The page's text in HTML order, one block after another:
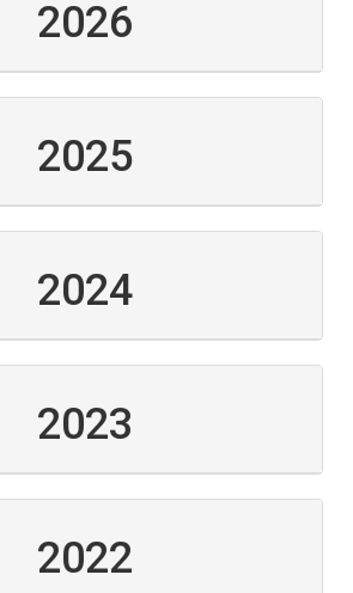
2026
2025
2024
2023
2022